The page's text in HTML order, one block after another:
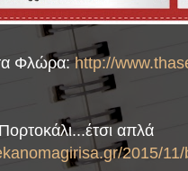
Φλώρα:http://
απλά
2015/